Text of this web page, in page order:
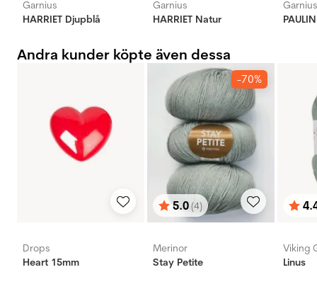
Garnius
HARRIET Djupblå
Garnius
HARRIET Natur
Garnius
Andra kunder köpte även dessa
Drops
Heart 15mm
-70%
Betyg:
5.0(4)
utav 5 stjärnor
Merinor
Stay Petite
utav
Viking
Linus